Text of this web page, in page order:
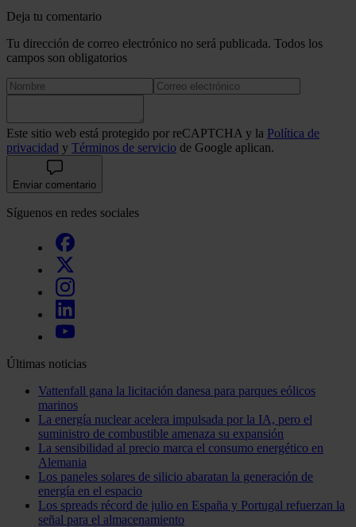
Deja tu comentario
Tu dirección de correo electrónico no será publicada. Todos los
campos son obligatorios
Este sitio web está protegido por reCAPTCHA y la Política de
privacidad y Términos de servicio de Google aplican.
Enviar comentario
Síguenos en redes sociales
Últimas noticias
Vattenfall gana la licitación danesa para parques eólicos
marinos
La energía nuclear acelera impulsada por la IA, pero el
suministro de combustible amenaza su expansión
La sensibilidad al precio marca el consumo energético en
Alemania
Los paneles solares de silicio abaratan la generación de
energía en el espacio
Los spreads récord de julio en España y Portugal refuerzan la
señal para el almacenamiento